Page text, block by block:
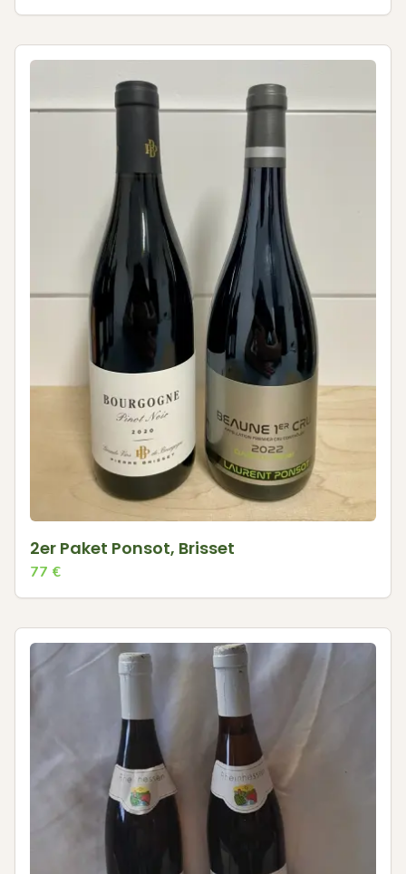
2er Paket Ponsot, Brisset
77 €